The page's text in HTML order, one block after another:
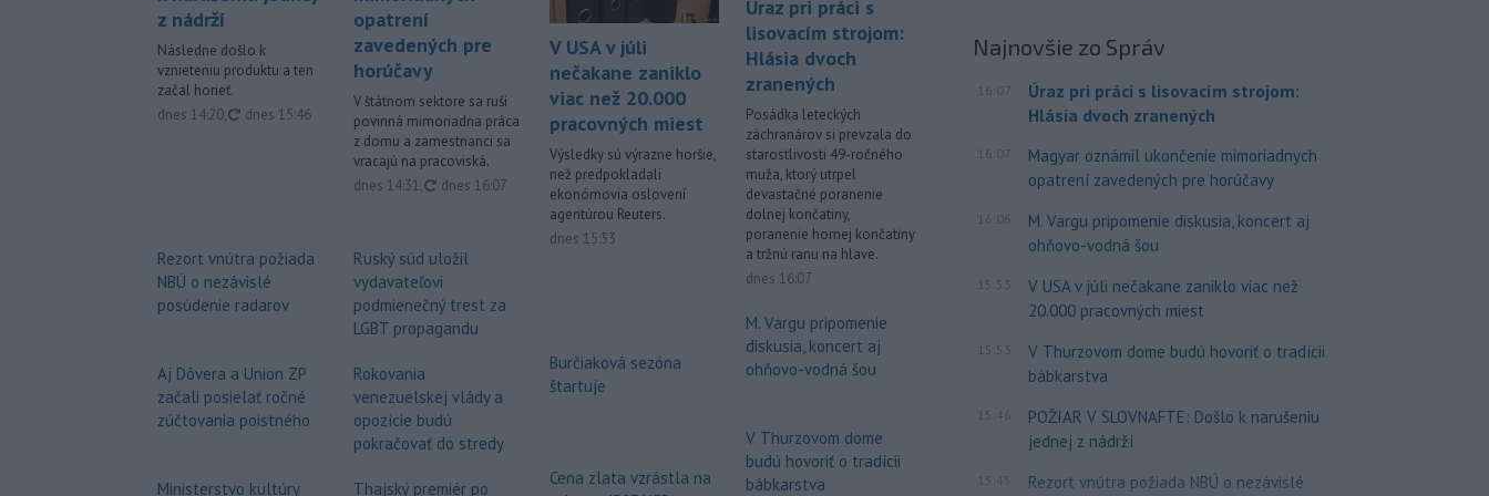
z nádrží
Následne došlo k
vznieteniu produktu a ten
začal horieť.
dnes 14:20, aktualizované
dnes 15:46
Rezort vnútra požiada
NBÚ o nezávislé
posúdenie radarov
Aj Dôvera a Union ZP
začali posielať ročné
zúčtovania poistného
Ministerstvo kultúry
opatrení
zavedených pre
horúčavy
V štátnom sektore sa ruší
povinná mimoriadna práca
z domu a zamestnanci sa
vracajú na pracoviská.
dnes 14:31, aktualizované
dnes 16:07
Ruský súd uložil
vydavateľovi
podmienečný trest za
LGBT propagandu
Rokovania
venezuelskej vlády a
opozície budú
pokračovať do stredy
Thajský premiér po
V USA v júli
nečakane zaniklo
viac než 20.000
pracovných miest
Výsledky sú výrazne horšie,
než predpokladali
ekonómovia oslovení
agentúrou Reuters.
dnes 15:53
Burčiaková sezóna
štartuje
Cena zlata vzrástla na
Úraz pri práci s
lisovacím strojom:
Hlásia dvoch
zranených
Posádka leteckých
záchranárov si prevzala do
starostlivosti 49-ročného
muža, ktorý utrpel
devastačné poranenie
dolnej končatiny,
poranenie hornej končatiny
a tržnú ranu na hlave.
dnes 16:07
M. Vargu pripomenie
diskusia, koncert aj
ohňovo-vodná šou
V Thurzovom dome
budú hovoriť o tradícii
bábkarstva
Najnovšie zo Správ
16:07
Úraz pri práci s lisovacím strojom:
Hlásia dvoch zranených
16:07
Magyar oznámil ukončenie mimoriadnych
opatrení zavedených pre horúčavy
16:06
M. Vargu pripomenie diskusia, koncert aj
ohňovo-vodná šou
15:53
V USA v júli nečakane zaniklo viac než
20.000 pracovných miest
15:53
V Thurzovom dome budú hovoriť o tradícii
bábkarstva
15:46
POŽIAR V SLOVNAFTE: Došlo k narušeniu
jednej z nádrží
15:45
Rezort vnútra požiada NBÚ o nezávislé